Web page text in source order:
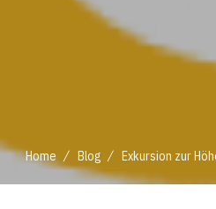
Home / Blog /